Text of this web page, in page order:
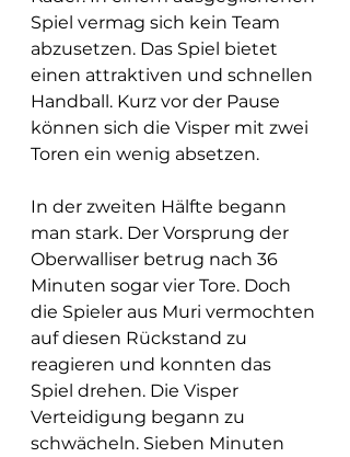
Spiel vermag sich kein Team
abzusetzen. Das Spiel bietet
einen attraktiven und schnellen
Handball. Kurz vor der Pause
können sich die Visper mit zwei
Toren ein wenig absetzen.
In der zweiten Hälfte begann
man stark. Der Vorsprung der
Oberwalliser betrug nach 36
Minuten sogar vier Tore. Doch
die Spieler aus Muri vermochten
auf diesen Rückstand zu
reagieren und konnten das
Spiel drehen. Die Visper
Verteidigung begann zu
schwächeln. Sieben Minuten